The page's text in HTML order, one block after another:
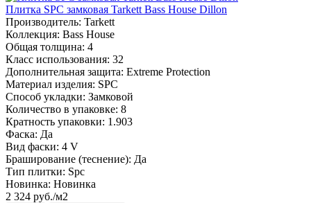
Плитка SPC замковая Tarkett Bass House Dillon
Производитель: Tarkett
Коллекция: Bass House
Общая толщина: 4
Класс использования: 32
Дополнительная защита: Extreme Protection
Материал изделия: SPC
Способ укладки: Замковой
Количество в упаковке: 8
Кратность упаковки: 1.903
Фаска: Да
Вид фаски: 4 V
Браширование (теснение): Да
Тип плитки: Spc
Новинка: Новинка
2 324 руб./м2